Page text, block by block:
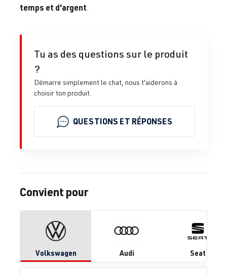
temps et d'argent
Tu as des questions sur le produit
?
Démarre simplement le chat, nous t'aiderons à
choisir ton produit.
QUESTIONS ET RÉPONSES
Convient pour
Volkswagen Audi Seat